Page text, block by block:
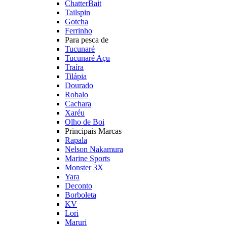
ChatterBait
Tailspin
Gotcha
Ferrinho
Para pesca de
Tucunaré
Tucunaré Açu
Traíra
Tilápia
Dourado
Robalo
Cachara
Xaréu
Olho de Boi
Principais Marcas
Rapala
Nelson Nakamura
Marine Sports
Monster 3X
Yara
Deconto
Borboleta
KV
Lori
Maruri